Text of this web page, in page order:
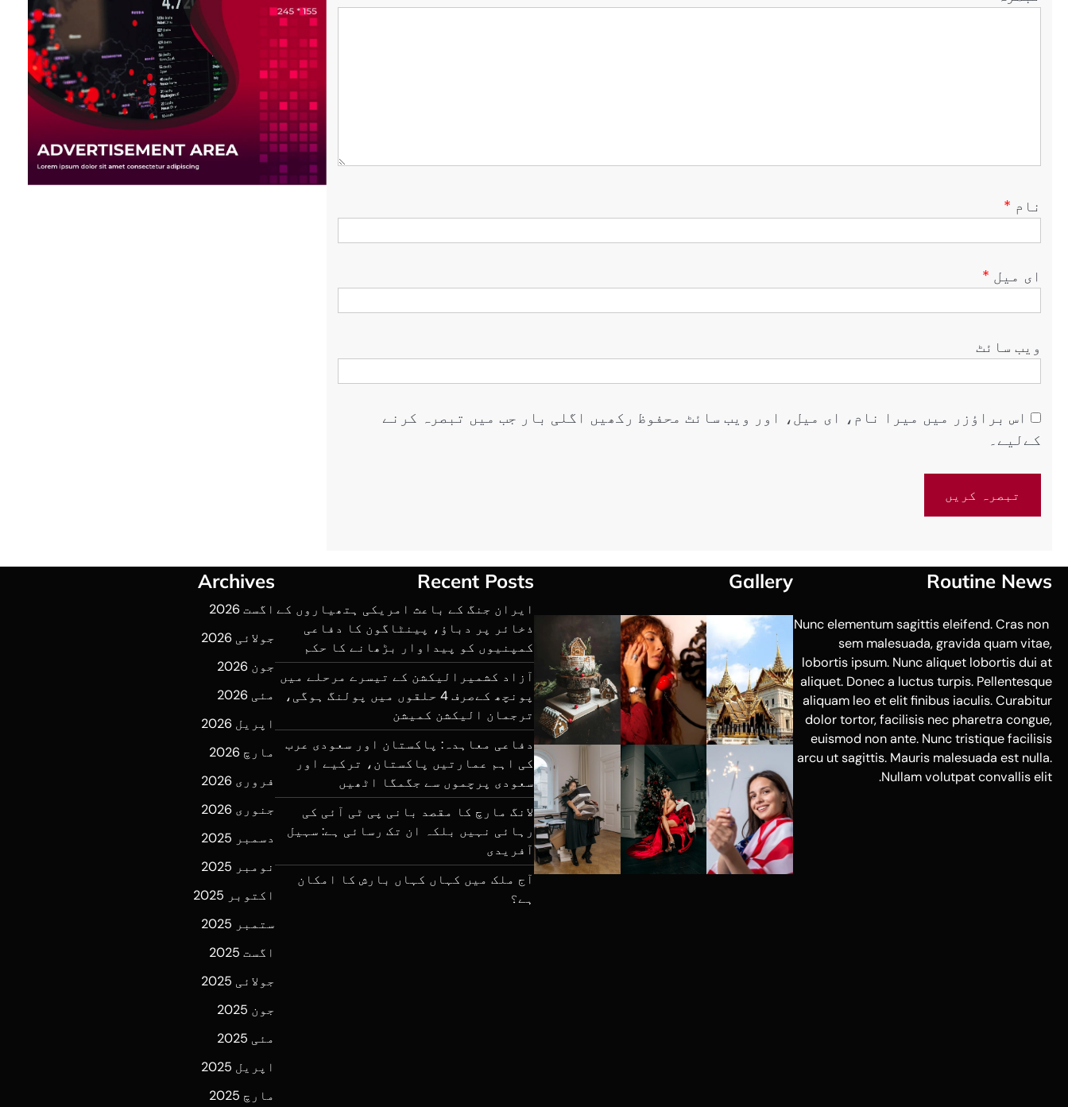
نام *
ای میل *
ویب‌ سائٹ
اس براؤزر میں میرا نام، ای میل، اور ویب سائٹ محفوظ رکھیں اگلی بار جب میں تبصرہ کرنے
کےلیے۔
Routine News
Nunc elementum sagittis eleifend. Cras non
sem malesuada, gravida quam vitae,
lobortis ipsum. Nunc aliquet lobortis dui at
aliquet. Donec a luctus turpis. Pellentesque
aliquam leo et elit finibus iaculis. Curabitur
dolor tortor, facilisis nec pharetra congue,
euismod non ante. Nunc tristique facilisis
arcu ut sagittis. Mauris malesuada est nulla.
Nullam volutpat convallis elit.
Gallery
Recent Posts
ایران جنگ کے باعث امریکی ہتھیاروں کے
ذخائر پر دباؤ، پینٹاگون کا دفاعی
کمپنیوں کو پیداوار بڑھانے کا حکم
آزاد کشمیرالیکشن کے تیسرے مرحلے میں
پونچھ کےصرف 4 حلقوں میں پولنگ ہوگی،
ترجمان الیکشن کمیشن
دفاعی معاہدہ: پاکستان اور سعودی عرب
کی اہم عمارتیں پاکستان، ترکیے اور
سعودی پرچموں سے جگمگا اٹھیں
لانگ مارچ کا مقصد بانی پی ٹی آئی کی
رہائی نہیں بلکہ ان تک رسائی ہے: سہیل
آفریدی
آج ملک میں کہاں کہاں بارش کا امکان
ہے؟
Archives
اگست 2026
جولائی 2026
جون 2026
مئی 2026
اپریل 2026
مارچ 2026
فروری 2026
جنوری 2026
دسمبر 2025
نومبر 2025
اکتوبر 2025
ستمبر 2025
اگست 2025
جولائی 2025
جون 2025
مئی 2025
اپریل 2025
مارچ 2025